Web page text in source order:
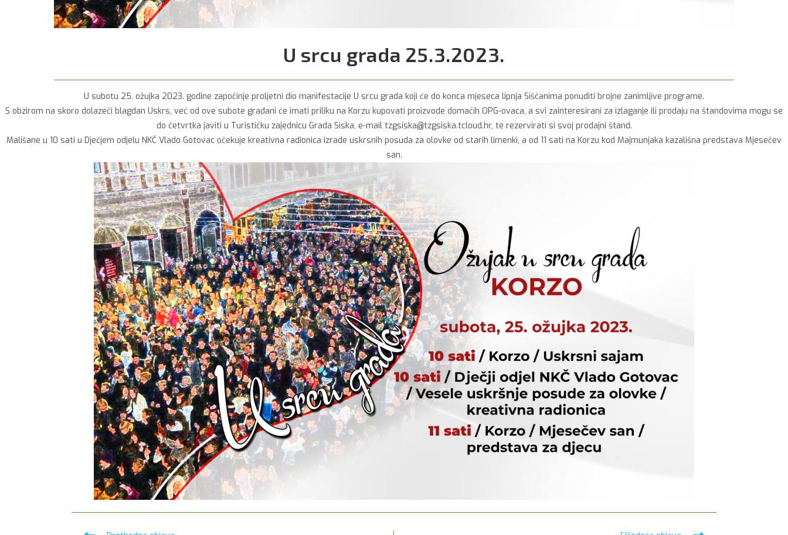
U srcu grada 25.3.2023.
U subotu 25. ožujka 2023. godine započinje proljetni dio manifestacije U srcu grada koji će do konca mjeseca lipnja Siščanima ponuditi brojne zanimljive programe.
S obzirom na skoro dolazeći blagdan Uskrs, već od ove subote građani će imati priliku na Korzu kupovati proizvode domaćih OPG-ovaca, a svi zainteresirani za izlaganje ili prodaju na štandovima mogu se
do četvrtka javiti u Turističku zajednicu Grada Siska, e-mail tzgsiska@tzgsiska.tcloud.hr, te rezervirati si svoj prodajni štand.
Mališane u 10 sati u Dječjem odjelu NKČ Vlado Gotovac očekuje kreativna radionica izrade uskrsnih posuda za olovke od starih limenki, a od 11 sati na Korzu kod Majmunjaka kazališna predstava Mjesečev
san.